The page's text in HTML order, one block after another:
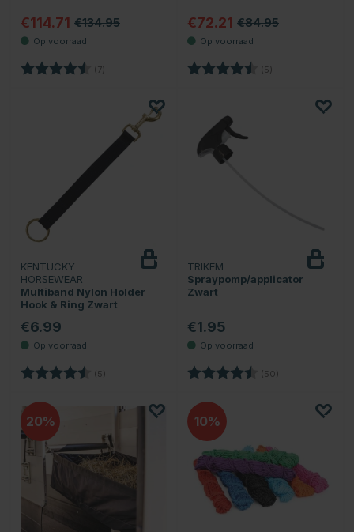
€114.71 €134.95
Beoordeling: (7)
€72.21 €84.95
Beoordeling: (5)
KENTUCKY
HORSEWEAR
Multiband Nylon Holder
Hook & Ring Zwart
€6.99
Beoordeling: (5)
TRIKEM
Spraypomp/applicator
Zwart
€1.95
Beoordeling: (50)
20 10